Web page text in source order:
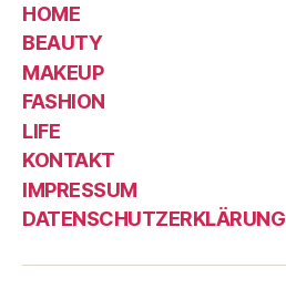
HOME
BEAUTY
MAKEUP
FASHION
LIFE
KONTAKT
IMPRESSUM
DATENSCHUTZERKLÄRUNG